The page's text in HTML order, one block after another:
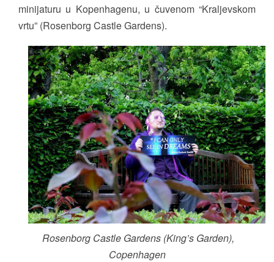
minijaturu u Kopenhagenu, u čuvenom “Kraljevskom
vrtu” (Rosenborg Castle Gardens).
Rosenborg Castle Gardens (King’s Garden),
Copenhagen